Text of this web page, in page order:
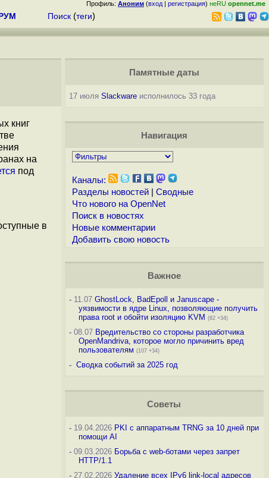
Профиль: Аноним (вход | регистрация) неRU opennet.me
Поиск (теги)
книг
на
под
в
Памятные даты
17 июля Slackwareисполнилось 33 года
Навигация
Каналы:
Разделы новостей| Сводные
Что нового на OpenNet
Поиск в новостях
Новые комментарии
Добавить свою новость
Важное
-11.07 GhostLock, BadEpoll и Januscape -
уязвимости в ядре Linux, позволяющие получить
права root и обойти изоляцию KVM (82 +34)
-08.07 Вредительство со стороны разработчика
OpenMandriva, которое могло причинить вред
пользователям (107 +34)
- Сводка событий за 2025 год
Советы
-19.04.2026 PKI с аппаратным TRNG за 10 дней при
помощи AI
-09.03.2026 Борьба с web-ботами через запрет
HTTP/1.1
-27.02.2026 Удаление всех IPv6 link-local адресов